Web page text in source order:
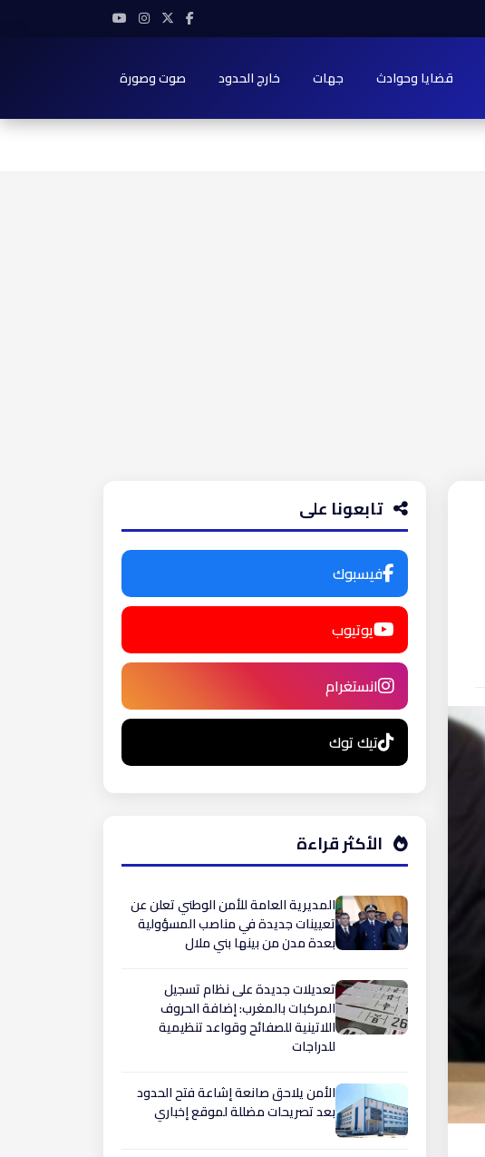
قضايا وحوادث جهات خارج الحدود صوت وصورة
تابعونا على
فيسبوك
يوتيوب
انستغرام
تيك توك
الأكثر قراءة
المديرية العامة للأمن الوطني تعلن عن
تعيينات جديدة في مناصب المسؤولية
بعدة مدن من بينها بني ملال
تعديلات جديدة على نظام تسجيل
المركبات بالمغرب: إضافة الحروف
اللاتينية للصفائح وقواعد تنظيمية
للدراجات
الأمن يلاحق صانعة إشاعة فتح الحدود
بعد تصريحات مضللة لموقع إخباري